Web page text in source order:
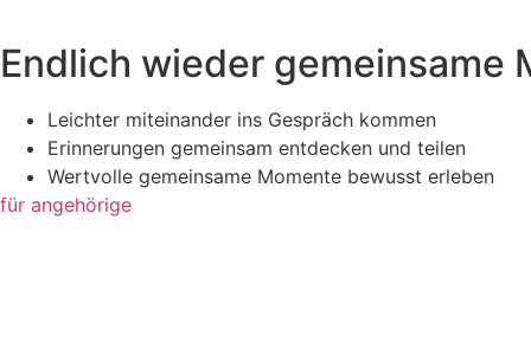
Endlich wieder gemeinsame
Leichter miteinander ins Gespräch kommen
Erinnerungen gemeinsam entdecken und teilen
Wertvolle gemeinsame Momente bewusst erleben
für angehörige